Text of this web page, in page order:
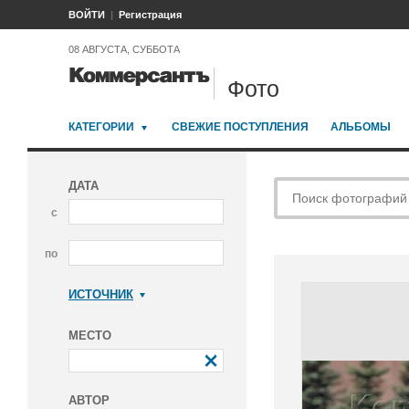
ВОЙТИ Регистрация
08 АВГУСТА, СУББОТА
Фото
КАТЕГОРИИ СВЕЖИЕ ПОСТУПЛЕНИЯ АЛЬБОМЫ
ДАТА
с
по
ИСТОЧНИК
МЕСТО
АВТОР